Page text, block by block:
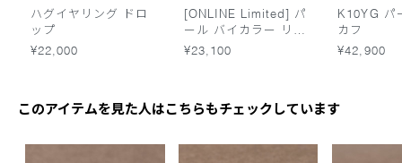
ハグイヤリング ドロ
ップ
¥22,000
[ONLINE Limited] パ
ール バイカラー リン
グカフ
¥23,100
K10YG パ
カフ
¥42,900
このアイテムを見た人はこちらもチェックしています